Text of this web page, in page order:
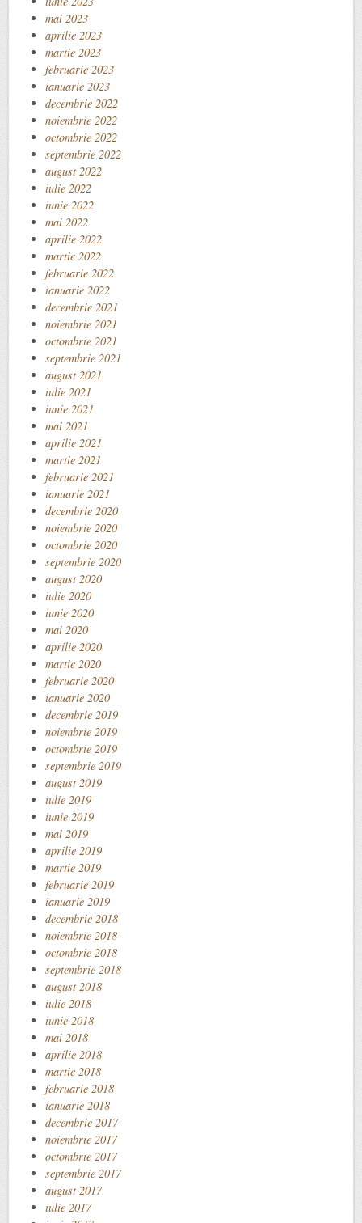
mai 2023
aprilie 2023
martie 2023
februarie 2023
ianuarie 2023
decembrie 2022
noiembrie 2022
octombrie 2022
septembrie 2022
august 2022
iulie 2022
iunie 2022
mai 2022
aprilie 2022
martie 2022
februarie 2022
ianuarie 2022
decembrie 2021
noiembrie 2021
octombrie 2021
septembrie 2021
august 2021
iulie 2021
iunie 2021
mai 2021
aprilie 2021
martie 2021
februarie 2021
ianuarie 2021
decembrie 2020
noiembrie 2020
octombrie 2020
septembrie 2020
august 2020
iulie 2020
iunie 2020
mai 2020
aprilie 2020
martie 2020
februarie 2020
ianuarie 2020
decembrie 2019
noiembrie 2019
octombrie 2019
septembrie 2019
august 2019
iulie 2019
iunie 2019
mai 2019
aprilie 2019
martie 2019
februarie 2019
ianuarie 2019
decembrie 2018
noiembrie 2018
octombrie 2018
septembrie 2018
august 2018
iulie 2018
iunie 2018
mai 2018
aprilie 2018
martie 2018
februarie 2018
ianuarie 2018
decembrie 2017
noiembrie 2017
octombrie 2017
septembrie 2017
august 2017
iulie 2017